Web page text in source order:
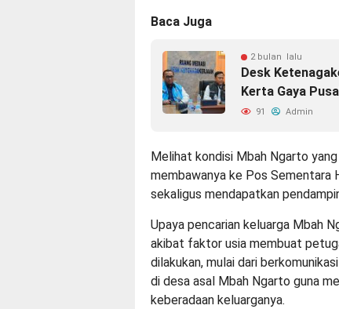
Baca Juga
2 bulan lalu
Desk
Kerta Gaya
91 Admin
Melihat kondisi Mbah Ngarto
membawanya ke Pos Sementara
sekaligus mendapatkan
Upaya pencarian keluarga Mbah
akibat faktor usia membuat
dilakukan, mulai dari
di desa asal Mbah Ngarto guna
keberadaan keluarganya.